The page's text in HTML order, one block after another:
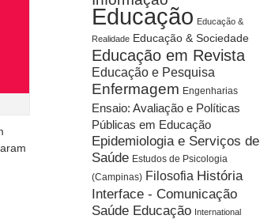
Educação Educação &
Realidade Educação & Sociedade
Educação em Revista
Educação e Pesquisa
Enfermagem Engenharias
Ensaio: Avaliação e Políticas
Públicas em Educação
Epidemiologia e Serviços de
Saúde Estudos de Psicologia
(Campinas) Filosofia História
Interface - Comunicação
Saúde Educação International